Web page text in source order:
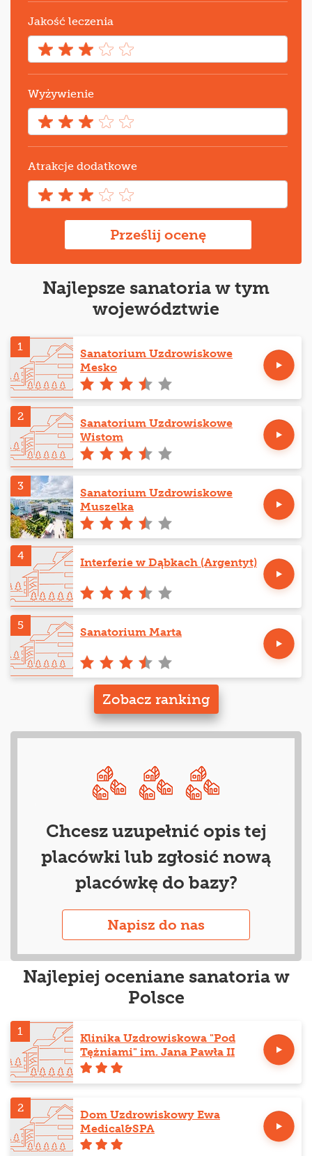
Jakość leczenia
Wyżywienie
Atrakcje dodatkowe
Prześlij ocenę
Najlepsze sanatoria w tym
województwie
1
Sanatorium Uzdrowiskowe
Mesko
2
Sanatorium Uzdrowiskowe
Wistom
3
Sanatorium Uzdrowiskowe
Muszelka
4
Interferie w Dąbkach (Argentyt)
5
Sanatorium Marta
Zobacz ranking
Chcesz uzupełnić opis tej
placówki lub zgłosić nową
placówkę do bazy?
Napisz do nas
Najlepiej oceniane sanatoria w
Polsce
1
Klinika Uzdrowiskowa "Pod
Tężniami" im. Jana Pawła II
2
Dom Uzdrowiskowy Ewa
Medical&SPA